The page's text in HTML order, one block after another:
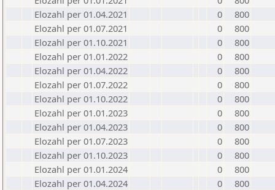
Elozahl per 01.04.2021
0
800
Elozahl per 01.07.2021
0
800
Elozahl per 01.10.2021
0
800
Elozahl per 01.01.2022
0
800
Elozahl per 01.04.2022
0
800
Elozahl per 01.07.2022
0
800
Elozahl per 01.10.2022
0
800
Elozahl per 01.01.2023
0
800
Elozahl per 01.04.2023
0
800
Elozahl per 01.07.2023
0
800
Elozahl per 01.10.2023
0
800
Elozahl per 01.01.2024
0
800
Elozahl per 01.04.2024
0
800